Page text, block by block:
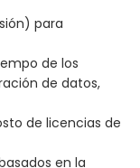
para
de los
de datos,
de licencias de
en la